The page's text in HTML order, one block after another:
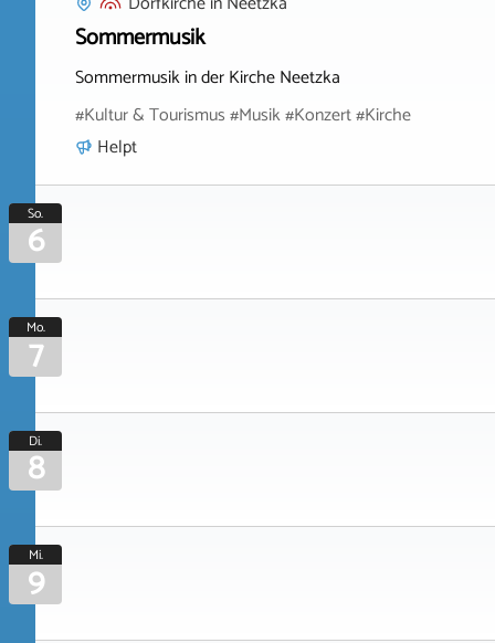
Sommermusik
Sommermusik in der Kirche Neetzka
#Kultur & Tourismus #Musik #Konzert #Kirche
Helpt
So.
6
Mo.
7
Di.
8
Mi.
9